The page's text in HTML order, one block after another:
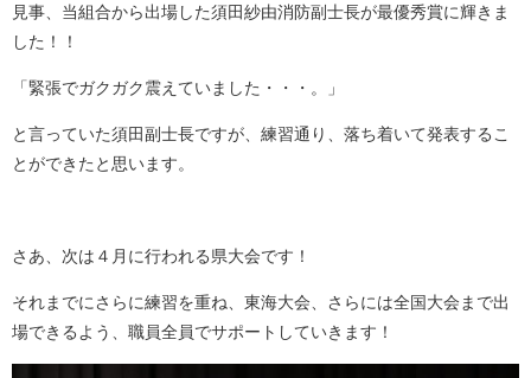
見事、当組合から出場した須田紗由消防副士長が最優秀賞に輝きま
した！！
「緊張でガクガク震えていました・・・。」
と言っていた須田副士長ですが、練習通り、落ち着いて発表するこ
とができたと思います。
さあ、次は４月に行われる県大会です！
それまでにさらに練習を重ね、東海大会、さらには全国大会まで出
場できるよう、職員全員でサポートしていきます！